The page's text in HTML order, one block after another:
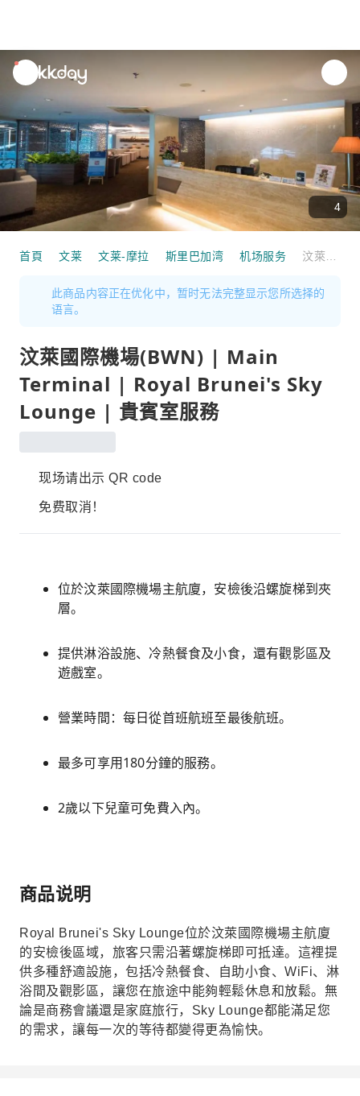
unread
notifications
4
首頁 文莱 文莱-摩拉 斯里巴加湾 机场服务
此商品内容正在优化中，暂时无法完整显示您所选择的
语言。
汶萊國際機場(BWN) | Main
Terminal | Royal Brunei's Sky
Lounge | 貴賓室服務
现场请出示 QR code
免费取消！
位於汶萊國際機場主航廈，安檢後沿螺旋梯到夾
層。
提供淋浴設施、冷熱餐食及小食，還有觀影區及
遊戲室。
營業時間：每日從首班航班至最後航班。
最多可享用180分鐘的服務。
2歲以下兒童可免費入內。
商品说明
Royal Brunei's Sky Lounge位於汶萊國際機場主航廈
的安檢後區域，旅客只需沿著螺旋梯即可抵達。這裡提
供多種舒適設施，包括冷熱餐食、自助小食、WiFi、淋
浴間及觀影區，讓您在旅途中能夠輕鬆休息和放鬆。無
論是商務會議還是家庭旅行，Sky Lounge都能滿足您
的需求，讓每一次的等待都變得更為愉快。